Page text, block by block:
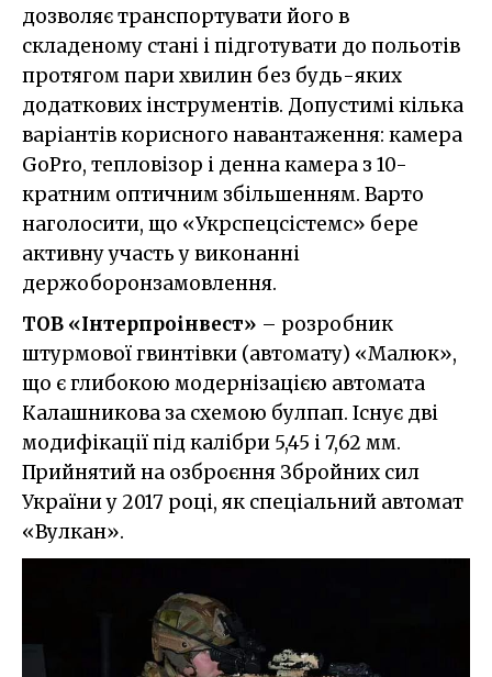
дозволяє транспортувати його в
складеному стані і підготувати до польотів
протягом пари хвилин без будь-яких
додаткових інструментів. Допустимі кілька
варіантів корисного навантаження: камера
GoPro, тепловізор і денна камера з 10-
кратним оптичним збільшенням. Варто
наголосити, що «Укрспецсістемс» бере
активну участь у виконанні
держоборонзамовлення.
ТОВ «Інтерпроінвест» – розробник
штурмової гвинтівки (автомату) «Малюк»,
що є глибокою модернізацією автомата
Калашникова за схемою булпап. Існує дві
модифікації під калібри 5,45 і 7,62 мм.
Прийнятий на озброєння Збройних сил
України у 2017 році, як спеціальний автомат
«Вулкан».